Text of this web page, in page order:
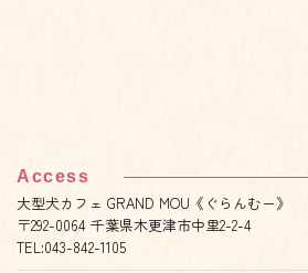
Access
大型犬カフェ GRAND MOU《ぐらんむー》
〒292-0064 千葉県木更津市中里2-2-4
TEL:043-842-1105